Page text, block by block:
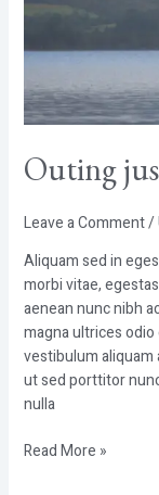
Outing
Leave a Comment/
Aliquam sed in
morbi vitae,
aenean nunc nibh
magna ultrices
vestibulum
ut sed porttitor
nulla
Read More »